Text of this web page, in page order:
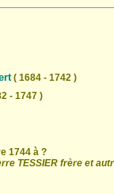
( 1684 - 1742 )
- 1747 )
1744 à ?
TESSIER frère et